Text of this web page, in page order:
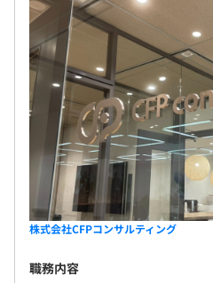
株式会社CFPコンサルティング
職務内容